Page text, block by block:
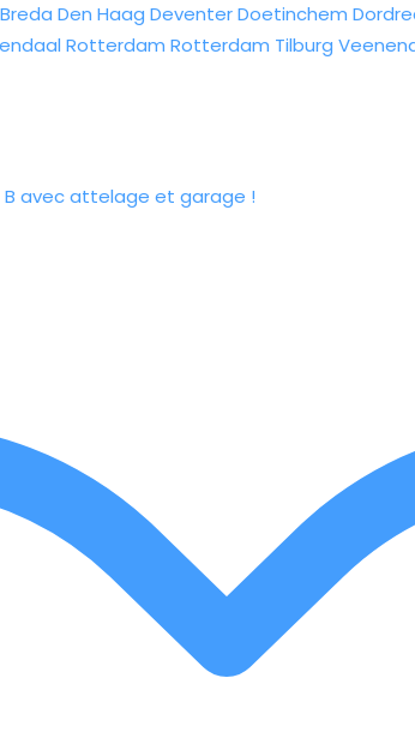
Breda Den Haag DeventerDoetinchem
Rotterdam Rotterdam Tilburg
B avec attelage et garage !